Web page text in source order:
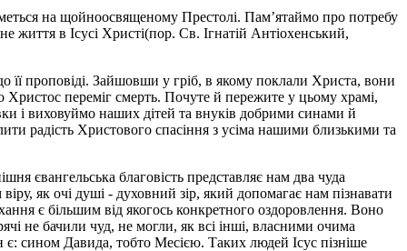
на щойноосвященому Престолі. Пам’ятаймо про потребу
життя в Ісусі Христі(пор. Св. Ігнатій Антіохенський,
її проповіді. Зайшовши у гріб, в якому поклали Христа, вони
Христос переміг смерть. Почуте й пережите у цьому храмі,
і виховуймо наших дітей та внуків добрими синами й
радість Христового спасіння з усіма нашими близькими та
євангельська благовість представляє нам два чуда
як очі душі - духовний зір, який допомагає нам пізнавати
є більшим від якогось конкретного оздоровлення. Воно
не бачили чуд, не могли, як всі інші, власними очима
є: сином Давида, тобто Месією. Таких людей Ісус пізніше